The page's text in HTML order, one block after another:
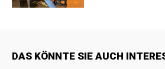
DAS KÖNNTE SIE AUCH